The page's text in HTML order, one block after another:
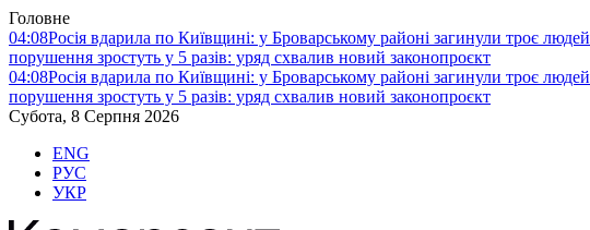
Головне
04:08Росія вдарила по Київщині: у Броварському районі загинули троє людей
порушення зростуть у 5 разів: уряд схвалив новий законопроєкт
04:08Росія вдарила по Київщині: у Броварському районі загинули троє людей
порушення зростуть у 5 разів: уряд схвалив новий законопроєкт
Субота, 8 Серпня 2026
ENG
РУС
УКР